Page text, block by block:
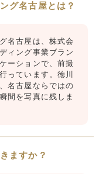
グ名古屋とは？
名古屋は、株式会
ィング事業ブラン
ーションで、前撮
っています。徳川
名古屋ならではの
間を写真に残しま
ますか？